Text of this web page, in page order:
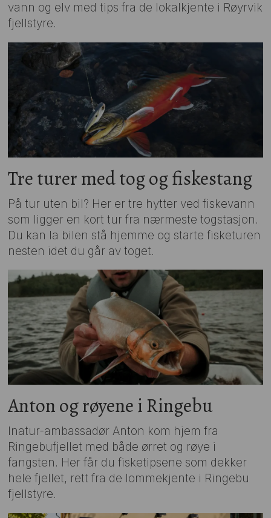
vann og elv med tips fra de lokalkjente i Røyrvik
fjellstyre.
Tre turer med tog og fiskestang
På tur uten bil? Her er tre hytter ved fiskevann
som ligger en kort tur fra nærmeste togstasjon.
Du kan la bilen stå hjemme og starte fisketuren
nesten idet du går av toget.
Anton og røyene i Ringebu
Inatur-ambassadør Anton kom hjem fra
Ringebufjellet med både ørret og røye i
fangsten. Her får du fisketipsene som dekker
hele fjellet, rett fra de lommekjente i Ringebu
fjellstyre.